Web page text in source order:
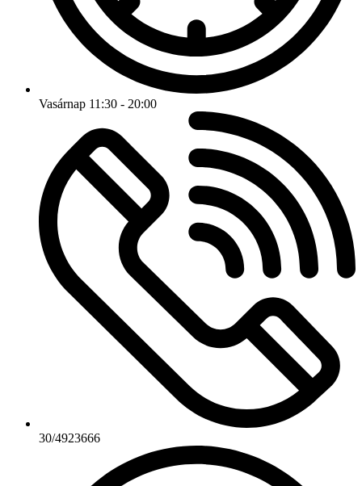
Vasárnap 11:30 - 20:00
30/4923666